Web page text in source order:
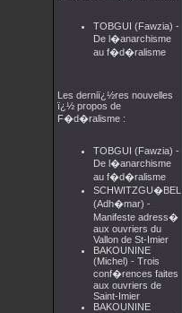
TOBGUI (Fawzia) -
De l�anarchisme
au f�d�ralisme
Les derniï¿½res nouvelles
ï¿½ propos de
F�d�ralisme :
TOBGUI (Fawzia) -
De l�anarchisme
au f�d�ralisme
SCHWITZGU�BEL
(Adh�mar) -
Manifeste adress�
aux ouvriers du
Vallon de St-Imier
BAKOUNINE
(Michel) - Trois
conf�rences faites
aux ouvriers de
Saint-Imier
BAKOUNINE